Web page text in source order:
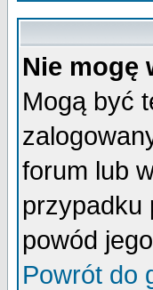
Nie mogę
Mogą być
forum lub
przypadku
powód
Powrót do